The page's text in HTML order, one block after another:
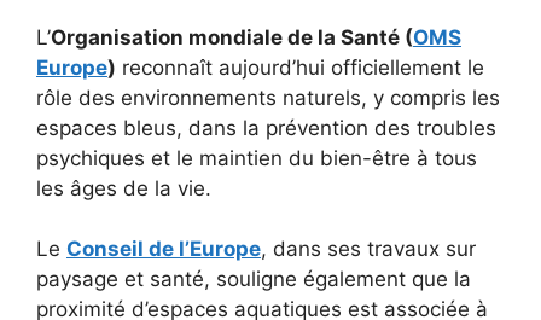
L’Organisation mondiale de la Santé (OMS
Europe) reconnaît aujourd’hui officiellement le
rôle des environnements naturels, y compris les
espaces bleus, dans la prévention des troubles
psychiques et le maintien du bien-être à tous
les âges de la vie.
Le Conseil de l’Europe, dans ses travaux sur
paysage et santé, souligne également que la
proximité d’espaces aquatiques est associée à